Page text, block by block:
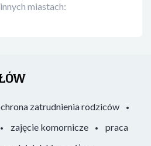
miastach:
zatrudnienia rodziców
zajęcie komornicze
praca